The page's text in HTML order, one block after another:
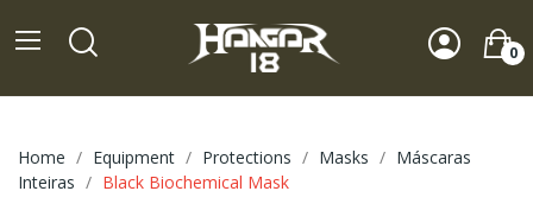
0
Home Equipment Protections Masks
Máscaras
Inteiras
Black Biochemical Mask